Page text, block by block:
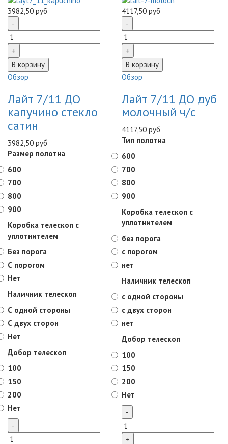
3982,50 руб
Обзор
Лайт 7/11 ДО
капучино стекло
сатин
3982,50 руб
Размер полотна
600
700
800
900
Коробка телескоп с
уплотнителем
Без порога
С порогом
Нет
Наличник телескоп
С одной стороны
С двух сторон
Нет
Добор телескоп
100
150
200
Нет
4117,50 руб
Обзор
Лайт 7/11 ДО дуб
молочный ч/c
4117,50 руб
Тип полотна
600
700
800
900
Коробка телескоп с
уплотнителем
без порога
с порогом
нет
Наличник телескоп
с одной стороны
с двух сторон
нет
Добор телескоп
100
150
200
Нет